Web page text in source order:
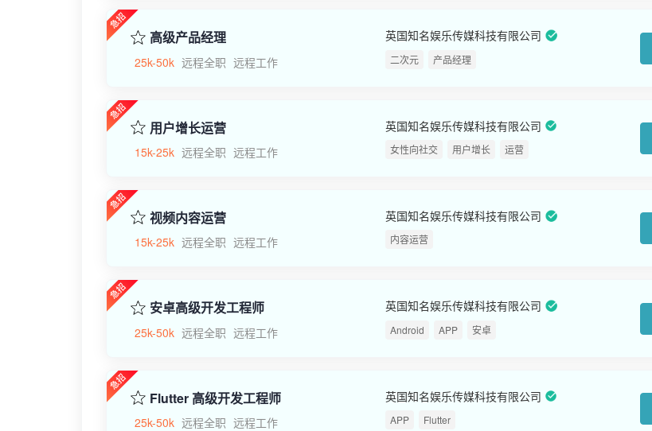
高级产品经理
25k-50k 远程全职 远程工作
英国知名娱乐传媒科技有限公司
二次元 产品经理
用户增长运营
15k-25k 远程全职 远程工作
英国知名娱乐传媒科技有限公司
女性向社交 用户增长 运营
视频内容运营
15k-25k 远程全职 远程工作
英国知名娱乐传媒科技有限公司
内容运营
安卓高级开发工程师
25k-50k 远程全职 远程工作
英国知名娱乐传媒科技有限公司
Android APP 安卓
Flutter 高级开发工程师
25k-50k 远程全职 远程工作
英国知名娱乐传媒科技有限公司
APP Flutter